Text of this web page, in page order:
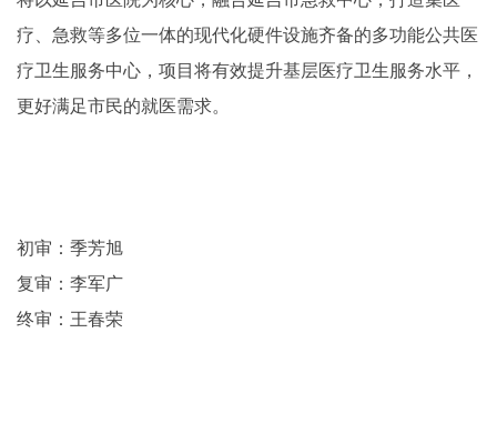
疗、急救等多位一体的现代化硬件设施齐备的多功能公共医
疗卫生服务中心，项目将有效提升基层医疗卫生服务水平，
更好满足市民的就医需求。
初审：季芳旭
复审：李军广
终审：王春荣